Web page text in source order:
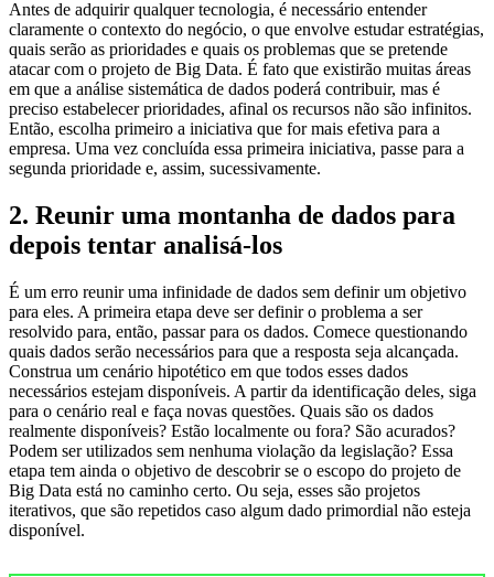
Antes de adquirir qualquer tecnologia, é necessário entender
claramente o contexto do negócio, o que envolve estudar estratégias,
quais serão as prioridades e quais os problemas que se pretende
atacar com o projeto de Big Data. É fato que existirão muitas áreas
em que a análise sistemática de dados poderá contribuir, mas é
preciso estabelecer prioridades, afinal os recursos não são infinitos.
Então, escolha primeiro a iniciativa que for mais efetiva para a
empresa. Uma vez concluída essa primeira iniciativa, passe para a
segunda prioridade e, assim, sucessivamente.
2. Reunir uma montanha de dados para
depois tentar analisá-los
É um erro reunir uma infinidade de dados sem definir um objetivo
para eles. A primeira etapa deve ser definir o problema a ser
resolvido para, então, passar para os dados. Comece questionando
quais dados serão necessários para que a resposta seja alcançada.
Construa um cenário hipotético em que todos esses dados
necessários estejam disponíveis. A partir da identificação deles, siga
para o cenário real e faça novas questões. Quais são os dados
realmente disponíveis? Estão localmente ou fora? São acurados?
Podem ser utilizados sem nenhuma violação da legislação? Essa
etapa tem ainda o objetivo de descobrir se o escopo do projeto de
Big Data está no caminho certo. Ou seja, esses são projetos
iterativos, que são repetidos caso algum dado primordial não esteja
disponível.